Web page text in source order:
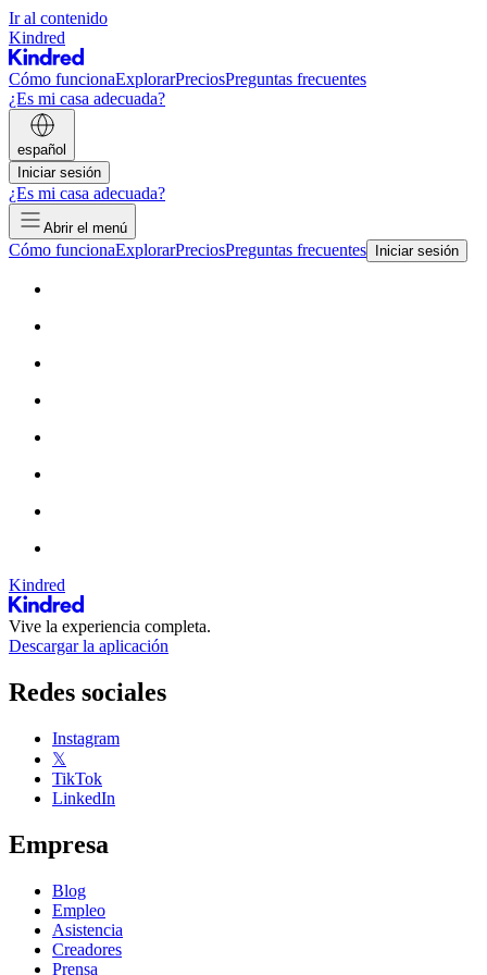
Ir al contenido
Kindred
Cómo funcionaExplorarPreciosPreguntas frecuentes
¿Es mi casa adecuada?
español
Iniciar sesión
¿Es mi casa adecuada?
Abrir el menú
Cómo funcionaExplorarPreciosPreguntas frecuentes Iniciar sesión
Kindred
Vive la experiencia completa.
Descargar la aplicación
Redes sociales
Instagram
𝕏
TikTok
LinkedIn
Empresa
Blog
Empleo
Asistencia
Creadores
Prensa